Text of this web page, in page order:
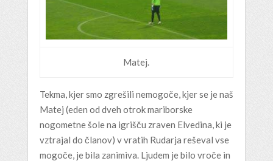
Matej.
Tekma, kjer smo zgrešili nemogoče, kjer se je naš
Matej (eden od dveh otrok mariborske
nogometne šole na igrišču zraven Elvedina, ki je
vztrajal do članov) v vratih Rudarja reševal vse
mogoče, je bila zanimiva. Ljudem je bilo vroče in